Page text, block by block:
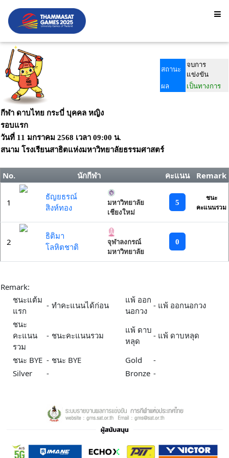
สถานะ
จบการ
แข่งขัน
ผล
เป็นทางการ
กีฬา ดาบไทย กระบี่ บุคคล หญิง
รอบแรก
วันที่ 11 มกราคม 2568 เวลา 09:00 น.
สนาม โรงเรียนสาธิตแห่งมหาวิทยาลัยธรรมศาสตร์
No. นักกีฬา คะแนน Remark
1
ธัญยธรณ์
สิงห์ทอง
มหาวิทยาลัย
เชียงใหม่
5
ชนะ
คะแนนรวม
2
ธิติมา
โลหิตชาติ
จุฬาลงกรณ์
มหาวิทยาลัย
0
Remark:
ชนะแต้ม
แรก
- ทำคะแนนได้ก่อน
แพ้ ออก
นอกวง
- แพ้ ออกนอกวง
ชนะ
คะแนน
รวม
- ชนะคะแนนรวม
แพ้ ดาบ
หลุด
- แพ้ ดาบหลุด
ชนะ BYE - ชนะ BYE Gold
-
Silver
- Bronze -